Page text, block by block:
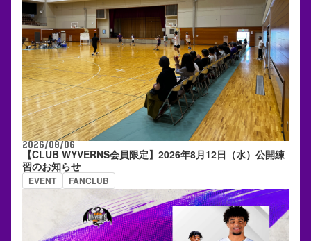
2026/08/06
【CLUB WYVERNS会員限定】2026年8月12日（水）公開練
習のお知らせ
EVENT FANCLUB